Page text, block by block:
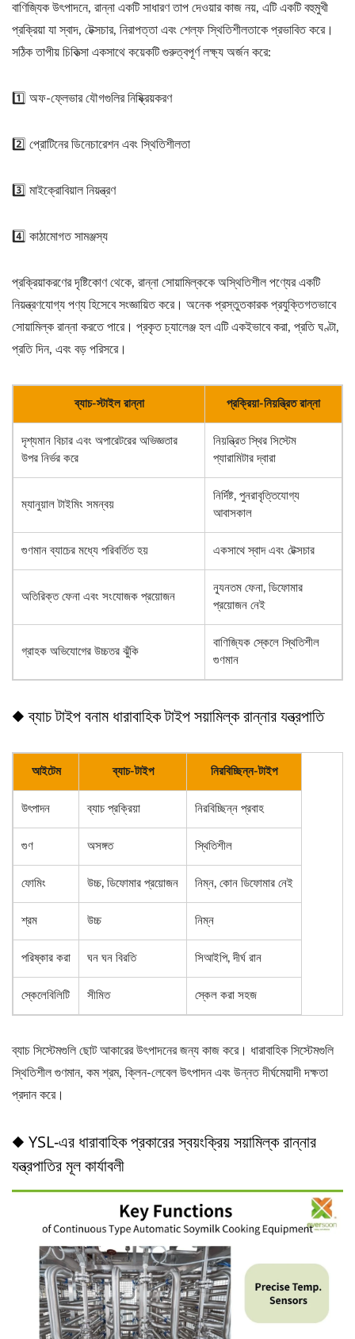
বাণিজ্যিক উৎপাদনে, রান্না একটি সাধারণ তাপ দেওয়ার কাজ নয়, এটি একটি বহুমুখী
প্রক্রিয়া যা স্বাদ, টেক্সচার, নিরাপত্তা এবং শেল্ফ স্থিতিশীলতাকে প্রভাবিত করে।
সঠিক তাপীয় চিকিত্সা একসাথে কয়েকটি গুরুত্বপূর্ণ লক্ষ্য অর্জন করে:
1️⃣ অফ-ফ্লেভার যৌগগুলির নিষ্ক্রিয়করণ
2️⃣ প্রোটিনের ডিনেচারেশন এবং স্থিতিশীলতা
3️⃣ মাইক্রোবিয়াল নিয়ন্ত্রণ
4️⃣ কাঠামোগত সামঞ্জস্য
প্রক্রিয়াকরণের দৃষ্টিকোণ থেকে, রান্না সোয়ামিল্ককে অস্থিতিশীল পণ্যের একটি
নিয়ন্ত্রণযোগ্য পণ্য হিসেবে সংজ্ঞায়িত করে। অনেক প্রস্তুতকারক প্রযুক্তিগতভাবে
সোয়ামিল্ক রান্না করতে পারে। প্রকৃত চ্যালেঞ্জ হল এটি একইভাবে করা, প্রতি ঘণ্টা,
প্রতি দিন, এবং বড় পরিসরে।
ব্যাচ-স্টাইল রান্না প্রক্রিয়া-নিয়ন্ত্রিত রান্না
দৃশ্যমান বিচার এবং অপারেটরের অভিজ্ঞতার
উপর নির্ভর করে
নিয়ন্ত্রিত স্থির সিস্টেম
প্যারামিটার দ্বারা
ম্যানুয়াল টাইমিং সমন্বয়
নির্দিষ্ট, পুনরাবৃত্তিযোগ্য
আবাসকাল
গুণমান ব্যাচের মধ্যে পরিবর্তিত হয় একসাথে স্বাদ এবং টেক্সচার
অতিরিক্ত ফেনা এবং সংযোজক প্রয়োজন
ন্যূনতম ফেনা, ডিফোমার
প্রয়োজন নেই
গ্রাহক অভিযোগের উচ্চতর ঝুঁকি
বাণিজ্যিক স্কেলে স্থিতিশীল
গুণমান
◆ ব্যাচ টাইপ বনাম ধারাবাহিক টাইপ সয়ামিল্ক রান্নার যন্ত্রপাতি
আইটেম ব্যাচ-টাইপ নিরবিচ্ছিন্ন-টাইপ
উৎপাদন ব্যাচ প্রক্রিয়া নিরবিচ্ছিন্ন প্রবাহ
গুণ অসঙ্গত স্থিতিশীল
ফোমিং উচ্চ, ডিফোমার প্রয়োজন নিম্ন, কোন ডিফোমার নেই
শ্রম উচ্চ নিম্ন
পরিষ্কার করা ঘন ঘন বিরতি সিআইপি, দীর্ঘ রান
স্কেলেবিলিটি সীমিত স্কেল করা সহজ
ব্যাচ সিস্টেমগুলি ছোট আকারের উৎপাদনের জন্য কাজ করে। ধারাবাহিক সিস্টেমগুলি
স্থিতিশীল গুণমান, কম শ্রম, ক্লিন-লেবেল উৎপাদন এবং উন্নত দীর্ঘমেয়াদী দক্ষতা
প্রদান করে।
◆ YSL-এর ধারাবাহিক প্রকারের স্বয়ংক্রিয় সয়ামিল্ক রান্নার
যন্ত্রপাতির মূল কার্যাবলী